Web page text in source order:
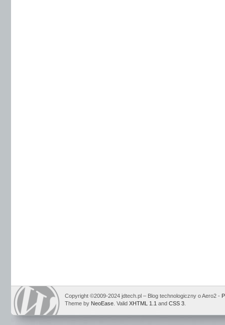
Copyright ©2009-2024 jdtech.pl – Blog technologiczny o Aero2 -
Theme by NeoEase . Valid XHTML 1.1 and CSS 3